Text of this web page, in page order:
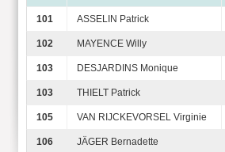
101 ASSELIN Patrick
102 MAYENCE Willy
103 DESJARDINS Monique
103 THIELT Patrick
105 VAN RIJCKEVORSEL Virginie
106 JÄGER Bernadette